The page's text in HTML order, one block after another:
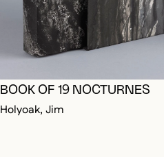
BOOK OF 19 NOCTURNES
Holyoak, Jim